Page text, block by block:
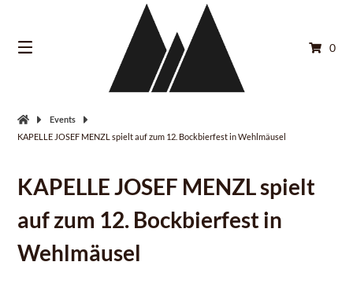
Inhalt
0
Events
KAPELLE JOSEF MENZL spielt auf zum 12. Bockbierfest in Wehlmäusel
KAPELLE JOSEF MENZL spielt
auf zum 12. Bockbierfest in
Wehlmäusel